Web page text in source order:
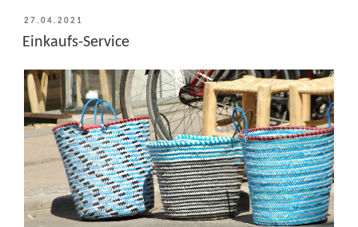
VERÖFFENTLICHT
AM
27.04.2021
Einkaufs-Service